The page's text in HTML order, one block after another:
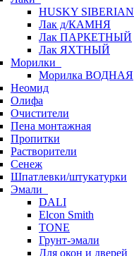
HUSKY SIBERIAN
Лак д/КАМНЯ
Лак ПАРКЕТНЫЙ
Лак ЯХТНЫЙ
Морилки
Морилка ВОДНАЯ
Неомид
Олифа
Очистители
Пена монтажная
Пропитки
Растворители
Сенеж
Шпатлевки/штукатурки
Эмали
DALI
Elcon Smith
TONE
Грунт-эмали
Для окон и дверей